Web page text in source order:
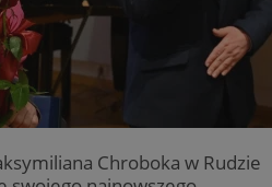
Chroboka w Rudzie